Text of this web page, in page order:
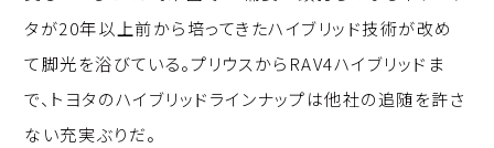
タが20年以上前から培ってきたハイブリッド技術が改め
て脚光を浴びている。プリウスからRAV4ハイブリッドま
で、トヨタのハイブリッドラインナップは他社の追随を許さ
ない充実ぶりだ。